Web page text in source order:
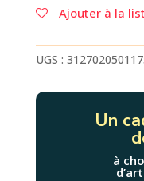
LES
4
DE
FAMILLE
Ajouter à la
UGS :
Un
à